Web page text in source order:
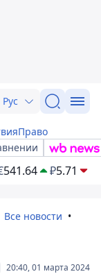
Рус
Право
541.64 ₽5.71
Все новости
20:40, 01 марта 2024